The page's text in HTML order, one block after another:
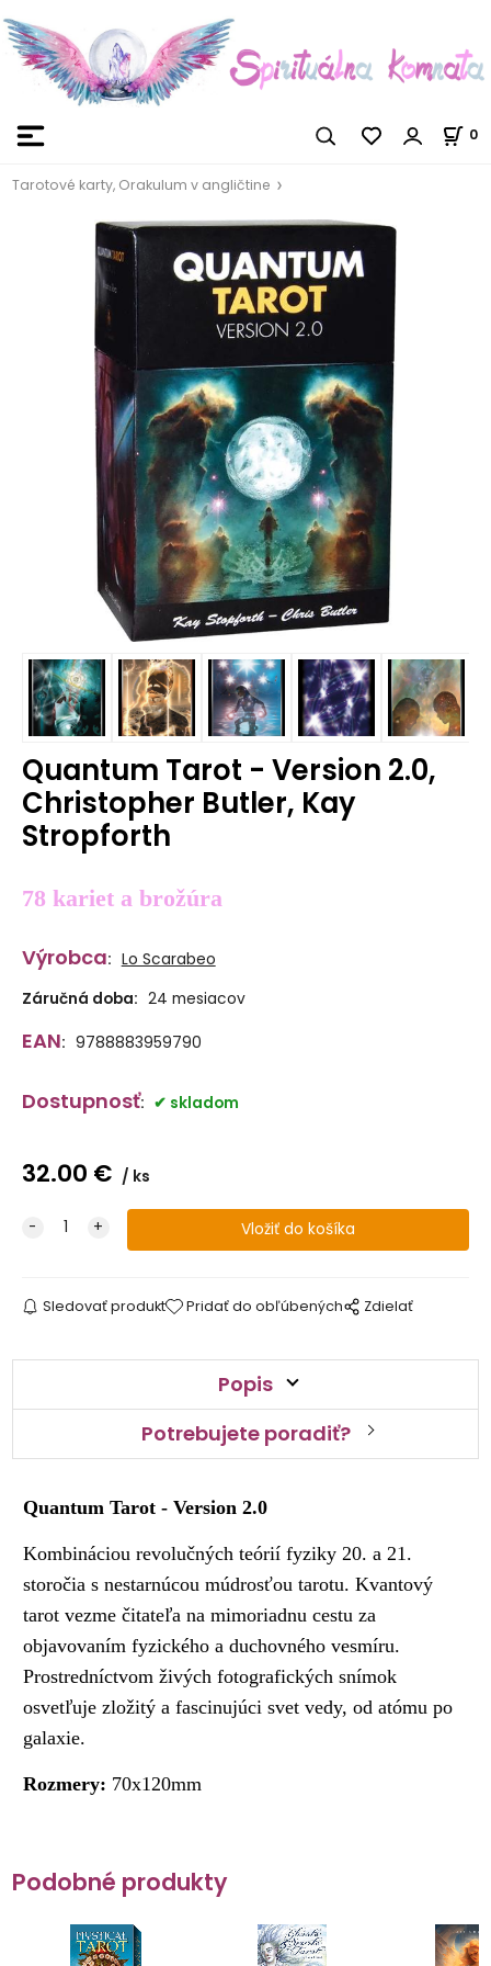
0
Tarotové karty, Orakulum v angličtine
Quantum Tarot - Version 2.0,
Christopher Butler, Kay
Stropforth
78 kariet a brožúra
Výrobca: Lo Scarabeo
Záručná doba: 24 mesiacov
EAN: 9788883959790
Dostupnosť: skladom
32.00 € ks
Sledovať produkt Pridať do obľúbených Zdielať
Popis
Potrebujete poradiť?
Quantum Tarot - Version 2.0
Kombináciou revolučných teórií fyziky 20. a 21.
storočia s nestarnúcou múdrosťou tarotu. Kvantový
tarot vezme čitateľa na mimoriadnu cestu za
objavovaním fyzického a duchovného vesmíru.
Prostredníctvom živých fotografických snímok
osvetľuje zložitý a fascinujúci svet vedy, od atómu po
galaxie.
Rozmery: 70x120mm
Podobné produkty